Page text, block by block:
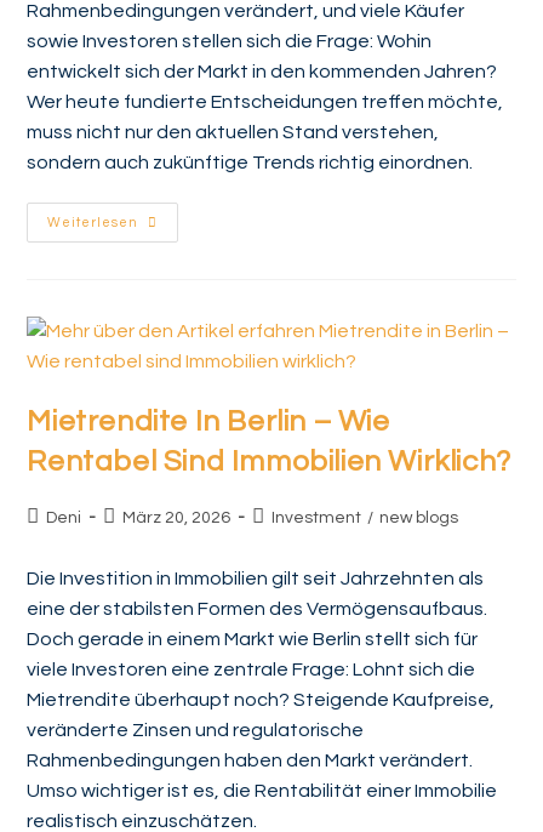
Rahmenbedingungen verändert, und viele Käufer
sowie Investoren stellen sich die Frage: Wohin
entwickelt sich der Markt in den kommenden Jahren?
Wer heute fundierte Entscheidungen treffen möchte,
muss nicht nur den aktuellen Stand verstehen,
sondern auch zukünftige Trends richtig einordnen.
Weiterlesen
Mietrendite In Berlin – Wie
Rentabel Sind Immobilien Wirklich?
Deni März 20, 2026 Investment / new blogs
Die Investition in Immobilien gilt seit Jahrzehnten als
eine der stabilsten Formen des Vermögensaufbaus.
Doch gerade in einem Markt wie Berlin stellt sich für
viele Investoren eine zentrale Frage: Lohnt sich die
Mietrendite überhaupt noch? Steigende Kaufpreise,
veränderte Zinsen und regulatorische
Rahmenbedingungen haben den Markt verändert.
Umso wichtiger ist es, die Rentabilität einer Immobilie
realistisch einzuschätzen.